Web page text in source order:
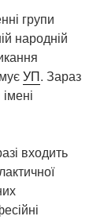
групи
народній
УП. Зараз
входить